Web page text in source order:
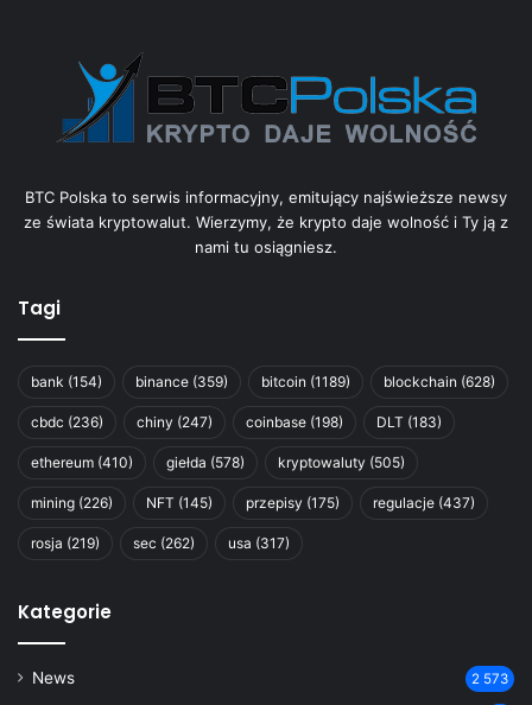
BTC Polska to serwis informacyjny, emitujący najświeższe newsy
ze świata kryptowalut. Wierzymy, że krypto daje wolność i Ty ją z
nami tu osiągniesz.
Tagi
bank (154) binance (359) bitcoin (1189) blockchain (628)
cbdc (236) chiny (247) coinbase (198) DLT (183)
ethereum (410) giełda (578) kryptowaluty (505)
mining (226) NFT (145) przepisy (175) regulacje (437)
rosja (219) sec (262) usa (317)
Kategorie
News 2 573